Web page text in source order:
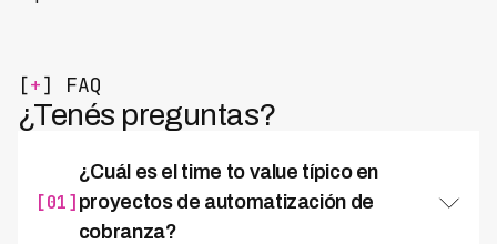
[+] FAQ
¿Tenés preguntas?
[01]
¿Cuál es el time to value típico en
proyectos de automatización de
cobranza?